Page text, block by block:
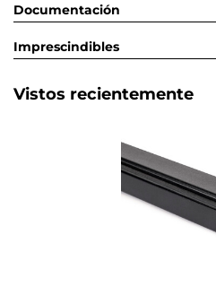
Documentación
Imprescindibles
Vistos recientemente